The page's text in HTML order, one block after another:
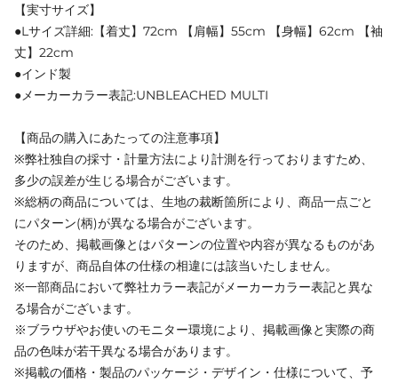
【実寸サイズ】
●Lサイズ詳細:【着丈】72cm 【肩幅】55cm 【身幅】62cm 【袖
丈】22cm
●インド製
●メーカーカラー表記:UNBLEACHED MULTI
【商品の購入にあたっての注意事項】
※弊社独自の採寸・計量方法により計測を行っておりますため、
多少の誤差が生じる場合がございます。
※総柄の商品については、生地の裁断箇所により、商品一点ごと
にパターン(柄)が異なる場合がございます。
そのため、掲載画像とはパターンの位置や内容が異なるものがあ
りますが、商品自体の仕様の相違には該当いたしません。
※一部商品において弊社カラー表記がメーカーカラー表記と異な
る場合がございます。
※ブラウザやお使いのモニター環境により、掲載画像と実際の商
品の色味が若干異なる場合があります。
※掲載の価格・製品のパッケージ・デザイン・仕様について、予